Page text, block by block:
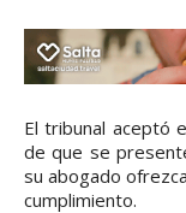
El tribunal aceptó
de que se
su abogado
cumplimiento.